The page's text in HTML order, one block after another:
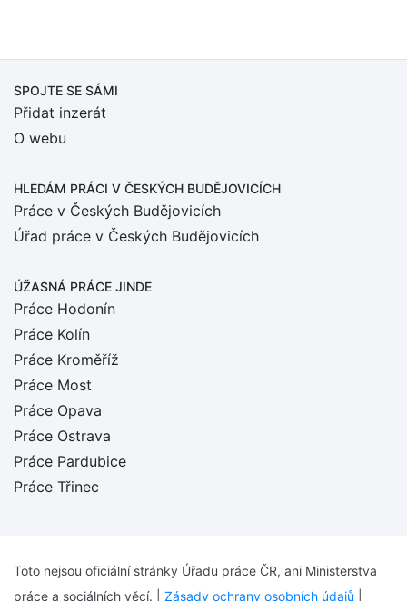
SPOJTE SE SÁMI
Přidat inzerát
O webu
HLEDÁM PRÁCI V ČESKÝCH BUDĚJOVICÍCH
Práce v Českých Budějovicích
Úřad práce v Českých Budějovicích
ÚŽASNÁ PRÁCE JINDE
Práce Hodonín
Práce Kolín
Práce Kroměříž
Práce Most
Práce Opava
Práce Ostrava
Práce Pardubice
Práce Třinec
Toto nejsou oficiální stránky Úřadu práce ČR, ani Ministerstva
práce a sociálních věcí. | Zásady ochrany osobních údajů